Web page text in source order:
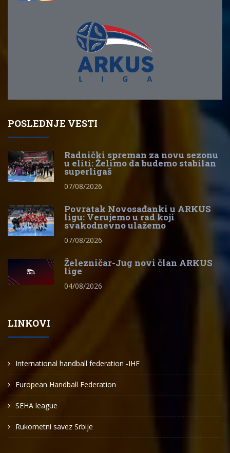
POSLEDNJE VESTI
Radnički spreman za novu sezonu
u eliti: Želimo da budemo stabilan
superligaš
07/08/2026
Povratak Novosađanki u ARKUS
ligu: Verujemo u rad koji
svakodnevno ulažemo
07/08/2026
Železničar-Jug novi član ARKUS
lige
04/08/2026
LINKOVI
International handball federation -IHF
European Handball Federation
SEHA league
Rukometni savez Srbije